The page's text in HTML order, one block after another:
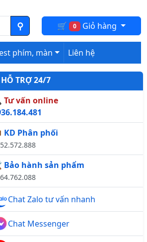
🛒 0 Giỏ hàng
phím, màn
Liên hệ
TRỢ 24/7
Tư vấn online
KD Phân phối
hành sản phẩm
Chat Zalo tư vấn nhanh
Chat Messenger